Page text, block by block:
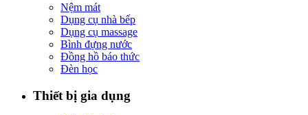
Nệm mát
Dụng cụ nhà bếp
Dụng cụ massage
Bình đựng nước
Đồng hồ báo thức
Đèn học
Thiết bị gia dụng